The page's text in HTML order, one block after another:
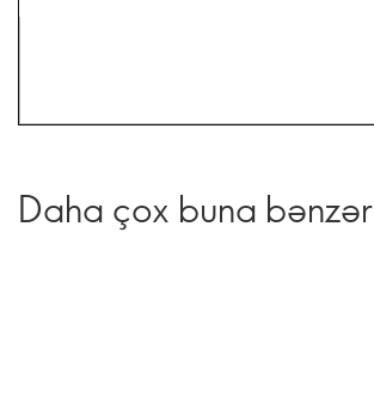
Daha çox buna bənzər